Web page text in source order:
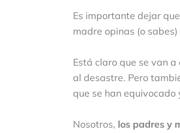
Es importante dejar
madre opinas (o
Está claro que se van
al desastre. Pero
que se han
Nosotros, los padres y